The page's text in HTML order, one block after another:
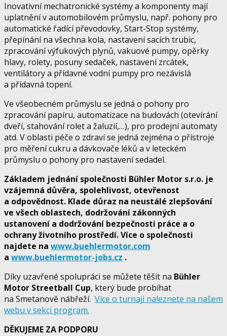
Inovativní mechatronické systémy a komponenty mají
uplatnění v automobilovém průmyslu, např. pohony pro
automatické řadící převodovky, Start-Stop systémy,
přepínání na všechna kola, nastavení sacích trubic,
zpracování výfukových plynů, vakuové pumpy, opěrky
hlavy, rolety, posuny sedaček, nastavení zrcátek,
ventilátory a přídavné vodní pumpy pro nezávislá
a přídavná topení.
Ve všeobecném průmyslu se jedná o pohony pro
zpracování papíru, automatizace na budovách (otevírání
dveří, stahování rolet a žaluzií,…), pro prodejní automaty
atd. V oblasti péče o zdraví se jedná zejména o přístroje
pro měření cukru a dávkovače léků a v leteckém
průmyslu o pohony pro nastavení sedadel.
Základem jednání společnosti Bühler Motor s.r.o. je
vzájemná důvěra, spolehlivost, otevřenost
a odpovědnost. Klade důraz na neustálé zlepšování
ve všech oblastech, dodržování zákonných
ustanovení a dodržování bezpečnosti práce a o
ochrany životního prostředí. Více o společnosti
najdete na www.buehlermotor.com
a www.buehlermotor-jobs.cz .
Díky uzavřené spolupráci se můžete těšit na Bühler
Motor Streetball Cup, který bude probíhat
na Smetanově nábřeží. Více o turnaji naleznete na našem
webu v sekci program.
DĚKUJEME ZA PODPORU